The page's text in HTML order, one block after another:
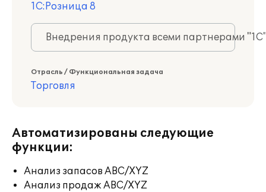
1С:Розница 8
Внедрения продукта всеми партнерами
Отрасль / Функциональная задача
Торговля
Автоматизированы следующие
функции:
Анализ запасов ABC/XYZ
Анализ продаж ABC/XYZ